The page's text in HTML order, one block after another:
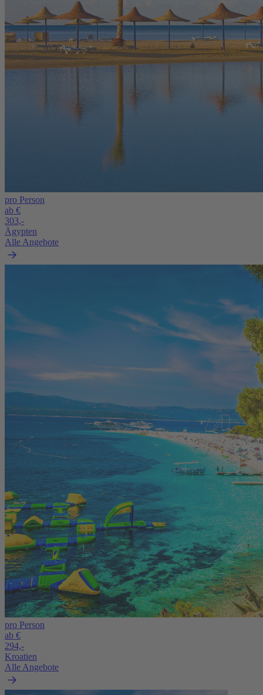
pro Person
ab €
303,-
Ägypten
Alle Angebote
pro Person
ab €
294,-
Kroatien
Alle Angebote